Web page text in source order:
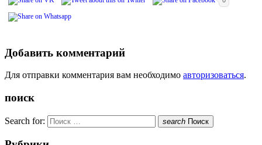
Добавить комментарий
Для отправки комментария вам необходимо авторизоваться.
поиск
Search for: search Поиск